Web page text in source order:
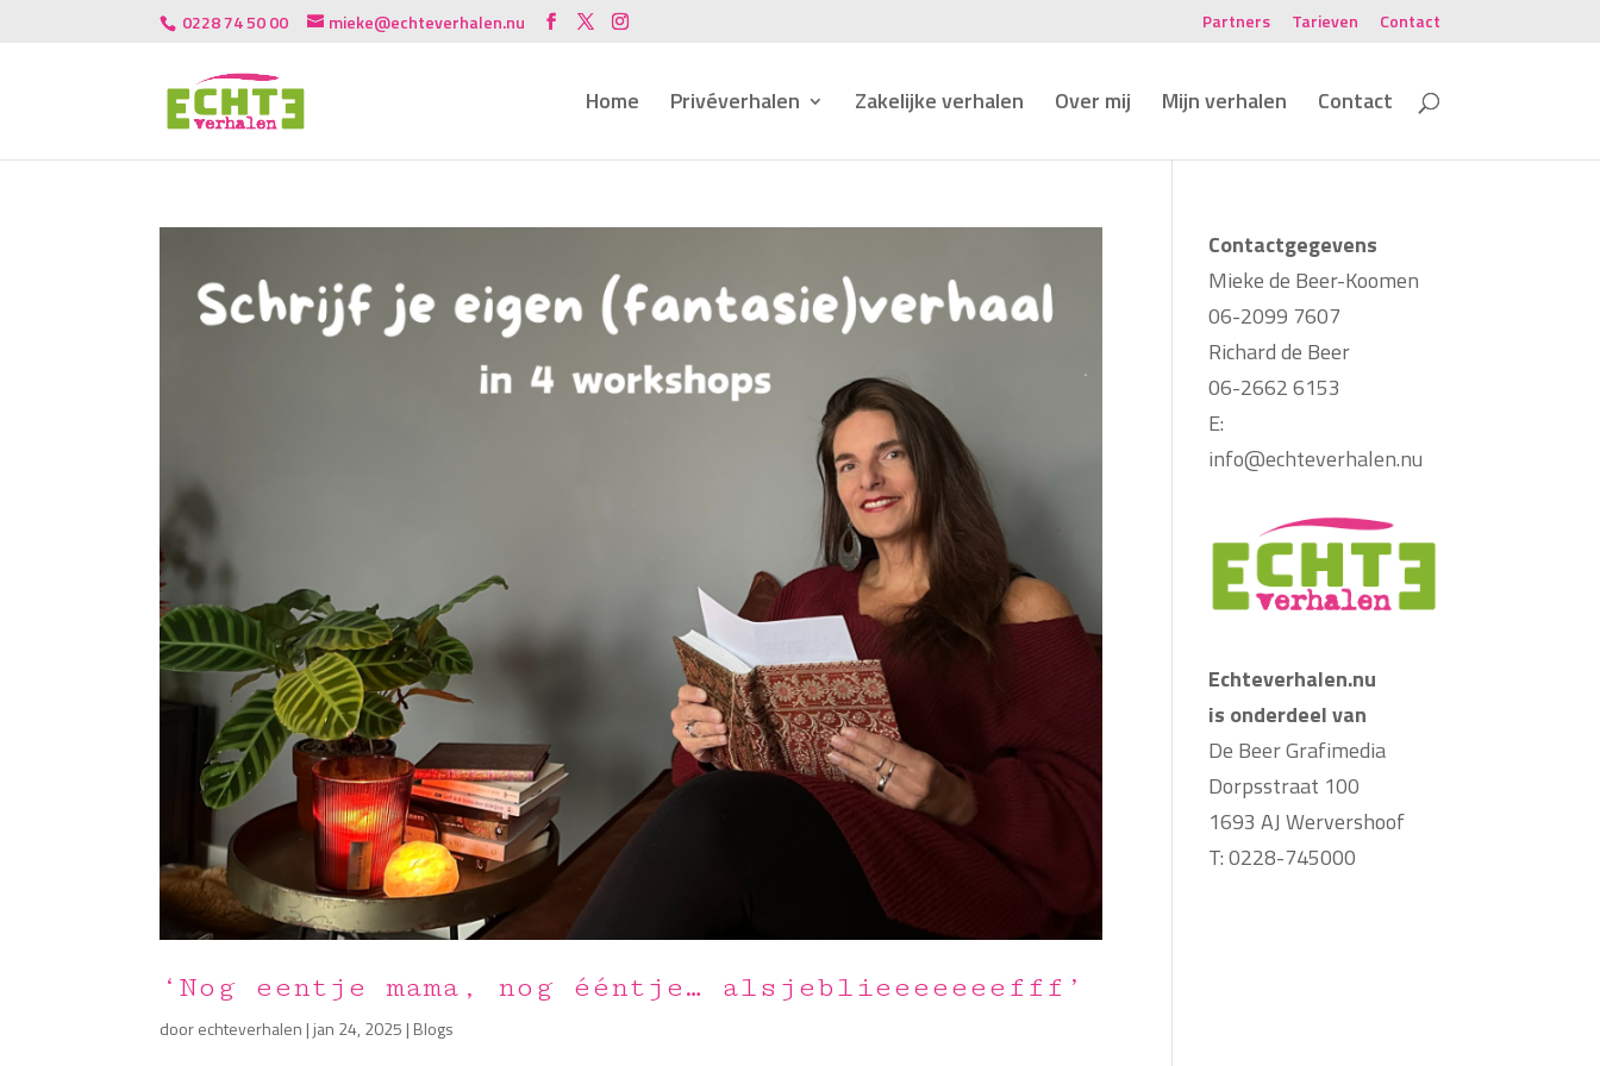
0228 74 50 00 mieke@echteverhalen.nu Partners Tarieven Contact
Home Privéverhalen Zakelijke verhalen Over mij Mijn verhalen Contact
‘Nog eentje mama, nog ééntje… alsjeblieeeeeeefff’
doorechteverhalen | jan 24, 2025 | Blogs
Contactgegevens
Mieke de Beer-Koomen
06-2099 7607
Richard de Beer
06-2662 6153
E:
info@echteverhalen.nu
Echteverhalen.nu
is onderdeel van
De Beer Grafimedia
Dorpsstraat 100
1693 AJ Wervershoof
T: 0228-745000